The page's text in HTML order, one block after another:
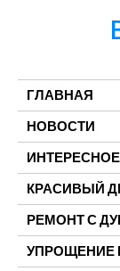
ГЛАВНАЯ
НОВОСТИ
КРАСИВЫЙ
РЕМОНТ С
УПРОЩЕНИЕ